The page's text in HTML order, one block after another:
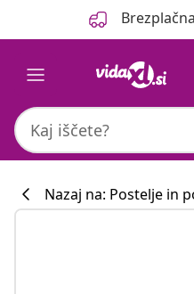
Nazaj na: Postelje in